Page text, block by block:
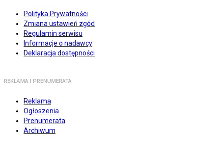
Polityka Prywatności
Zmiana ustawień zgód
Regulamin serwisu
Informacje o nadawcy
Deklaracja dostępności
REKLAMA I PRENUMERATA
Reklama
Ogłoszenia
Prenumerata
Archiwum